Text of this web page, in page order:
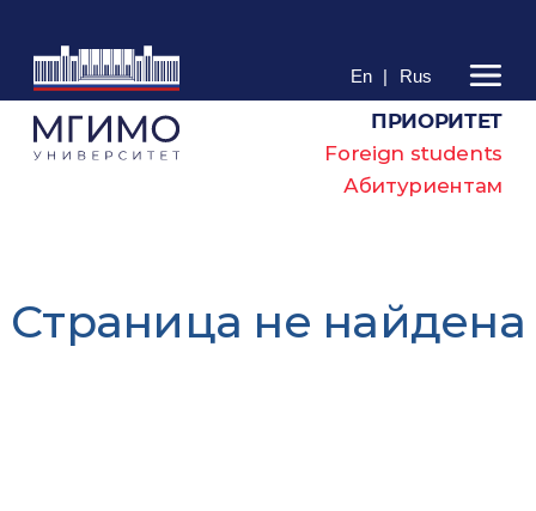
En | Rus
ПРИОРИТЕТ
Foreign students
Абитуриентам
Cтраница не найдена